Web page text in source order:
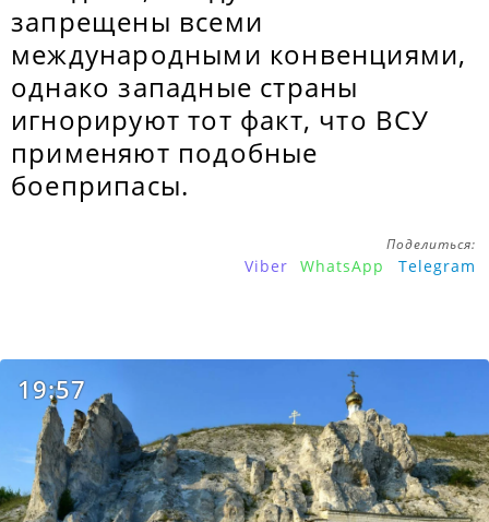
запрещены всеми
международными конвенциями,
однако западные страны
игнорируют тот факт, что ВСУ
применяют подобные
боеприпасы.
Поделиться:
Viber WhatsApp Telegram
19:57